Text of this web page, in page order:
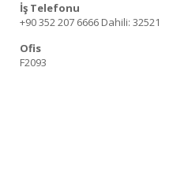
İş Telefonu
+90 352 207 6666 Dahili: 32521
Ofis
F2093